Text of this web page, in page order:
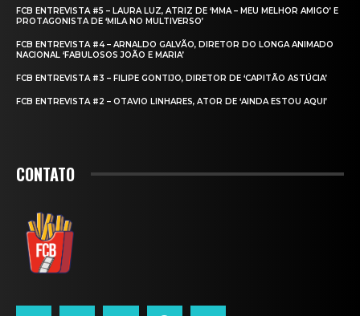
FCB ENTREVISTA #5 – LAURA LUZ, ATRIZ DE ‘MMA – MEU MELHOR AMIGO’ E
PROTAGONISTA DE ‘MILA NO MULTIVERSO’
FCB ENTREVISTA #4 – ARNALDO GALVÃO, DIRETOR DO LONGA ANIMADO
NACIONAL ‘FABULOSOS JOÃO E MARIA’
FCB ENTREVISTA #3 – FILIPE GONTIJO, DIRETOR DE ‘CAPITÃO ASTÚCIA’
FCB ENTREVISTA #2 – OTAVIO LINHARES, ATOR DE ‘AINDA ESTOU AQUI’
CONTATO